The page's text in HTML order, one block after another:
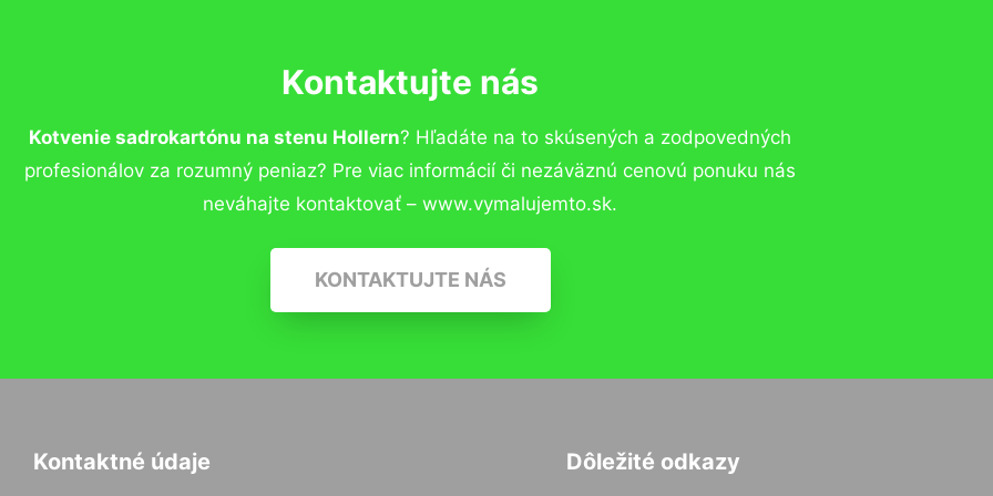
Kontaktujte nás
Kotvenie sadrokartónu na stenu Hollern? Hľadáte na to skúsených a zodpovedných
profesionálov za rozumný peniaz? Pre viac informácií či nezáväznú cenovú ponuku nás
neváhajte kontaktovať – www.vymalujemto.sk.
KONTAKTUJTE NÁS
Kontaktné údaje Dôležité odkazy